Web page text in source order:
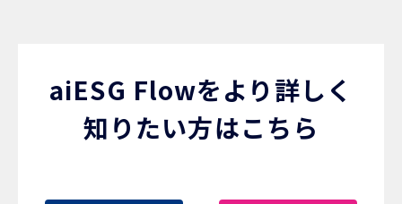
aiESG Flowをより詳しく
知りたい方はこちら